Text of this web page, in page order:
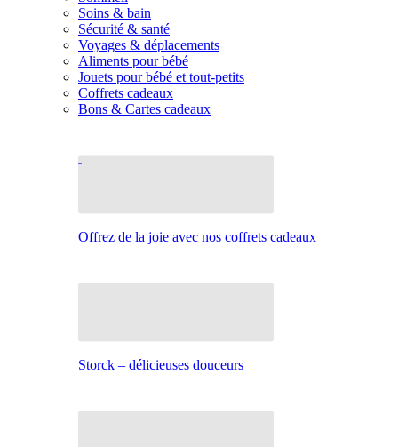
Soins & bain
Sécurité & santé
Voyages & déplacements
Aliments pour bébé
Jouets pour bébé et tout-petits
Coffrets cadeaux
Bons & Cartes cadeaux
Offrez de la joie avec nos coffrets cadeaux
Storck – délicieuses douceurs